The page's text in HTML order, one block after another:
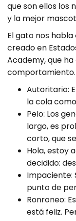
que son ellos los
y la mejor
El gato nos
creado en
Academy, que
comportamiento.
Autoritario:
la cola
Pelo: Los
largo, es
corto, que
Hola, estoy
decidido:
Impaciente:
punto de
Ronroneo:
está feliz.